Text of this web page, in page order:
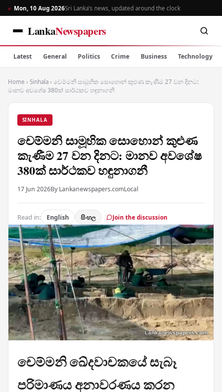
Mon, 10 Aug 2026Sri Lanka’s news, updated around the clock
LankaNewspapers
Latest General Politics Crime Business Technology
Home › Sinhala › චෙම්මනි සාමූහික සොහොන් කුළුණ කැණීම 27 වන දිනට:
මානව අවශේෂ 380ක් සාර්ථකව හඳුනාගනී
SINHALA
චෙම්මනි සාමූහික සොහොන් කුළුණ
කැණීම 27 වන දිනට: මානව අවශේෂ
380ක් සාර්ථකව හඳුනාගනී
17 Jun 2026By Lankanewspapers.comLocal
Read in: English සිංහල Join the discussion
චෙම්මනි ඛේදවාචකයේ සැබෑ
පරිමාණය අනාවරණය කරන